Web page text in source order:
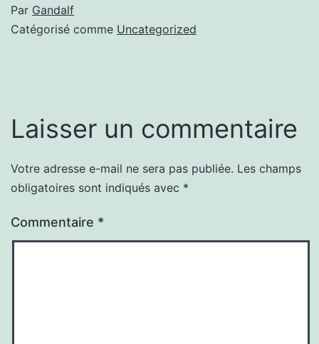
Par Gandalf
Catégorisé comme Uncategorized
Laisser un commentaire
Votre adresse e-mail ne sera pas publiée. Les champs
obligatoires sont indiqués avec *
Commentaire *